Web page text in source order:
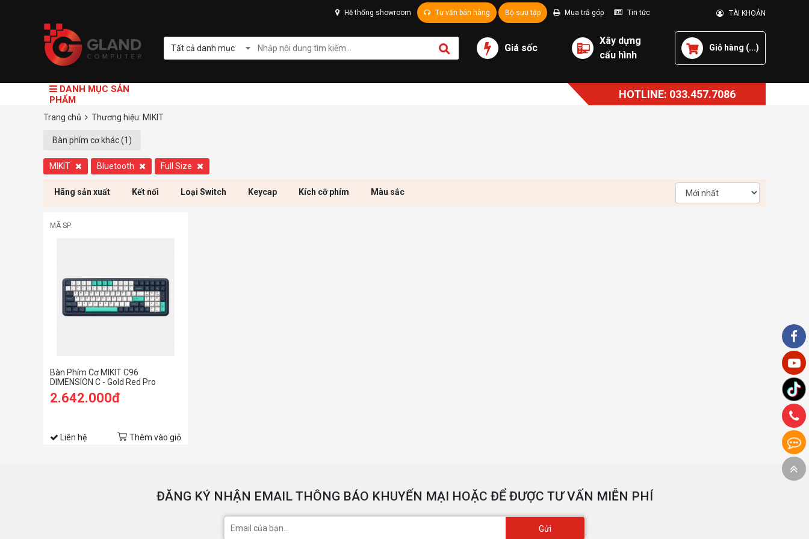
Hệ thống showroom Tư vấn bán hàng Bộ sưu tập Mua trả góp Tin tức TÀI KHOẢN
Tất cả danh mục Giá sốc
Xây dựng
cấu hình
Giỏ hàng (...)
DANH MỤC SẢN
PHẨM
HOTLINE: 033.457.7086
Trang chủ Thương hiệu: MIKIT
Bàn phím cơ khác (1)
MIKIT Bluetooth Full Size
Hãng sản xuất Kết nối Loại Switch Keycap Kích cỡ phím Màu sắc
MÃ SP:
Bàn Phím Cơ MIKIT C96
DIMENSION C - Gold Red Pro
2.642.000đ
Liên hệ Thêm vào giỏ
ĐĂNG KÝ NHẬN EMAIL THÔNG BÁO KHUYẾN MẠI HOẶC ĐỂ ĐƯỢC TƯ VẤN MIỄN PHÍ
Gửi